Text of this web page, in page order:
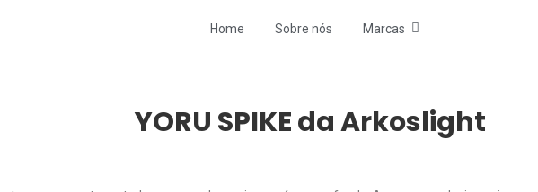
Home Sobre nós Marcas
YORU SPIKE da Arkoslight